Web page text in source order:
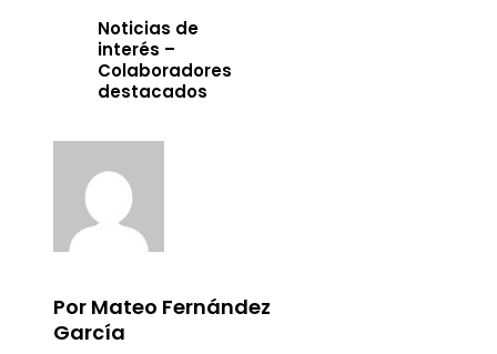
Noticias de
interés –
Colaboradores
destacados
Por Mateo Fernández
García